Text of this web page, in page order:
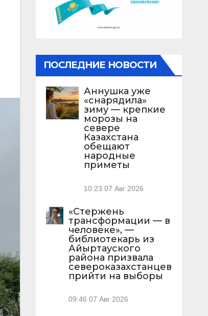
ПОСЛЕДНИЕ НОВОСТИ
Аннушка уже
«снарядила»
зиму — крепкие
морозы на
севере
Казахстана
обещают
народные
приметы
10:23 07 Авг 2026
«Стержень
трансформации — в
человеке», —
библиотекарь из
Айыртауского
района призвала
североказахстанцев
прийти на выборы
09:46 07 Авг 2026